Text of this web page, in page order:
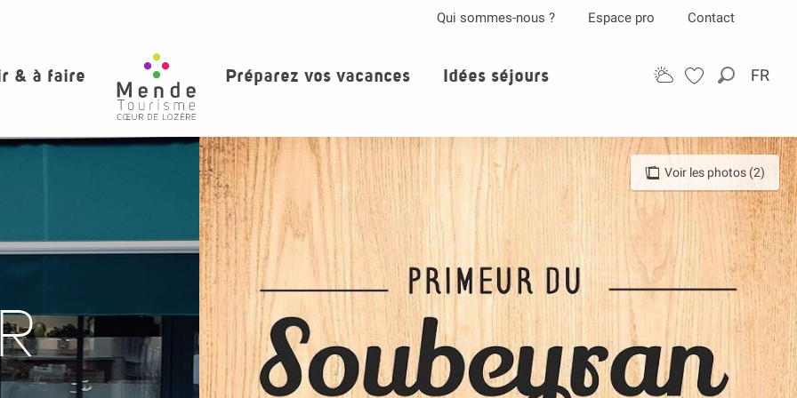
FR
Qui sommes-nous ? Espace pro Contact
& à faire Préparez vos vacances Idées séjours
Voir les photos (2)